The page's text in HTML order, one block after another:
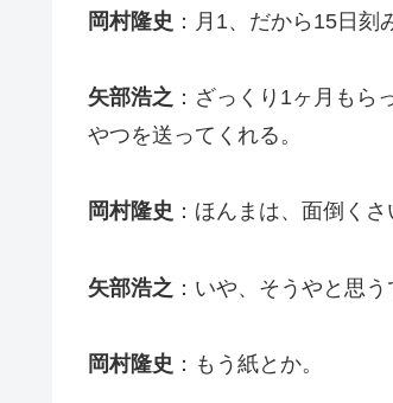
岡村隆史 ：月1、だから15日刻
矢部浩之 ：ざっくり1ヶ月も
やつを送ってくれる。
岡村隆史 ：ほんまは、面倒くさ
矢部浩之 ：いや、そうやと思
岡村隆史 ：もう紙とか。